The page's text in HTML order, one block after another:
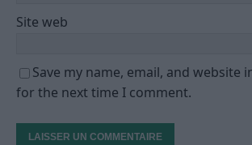
Site web
Save my name, email, and website
for the next time I comment.